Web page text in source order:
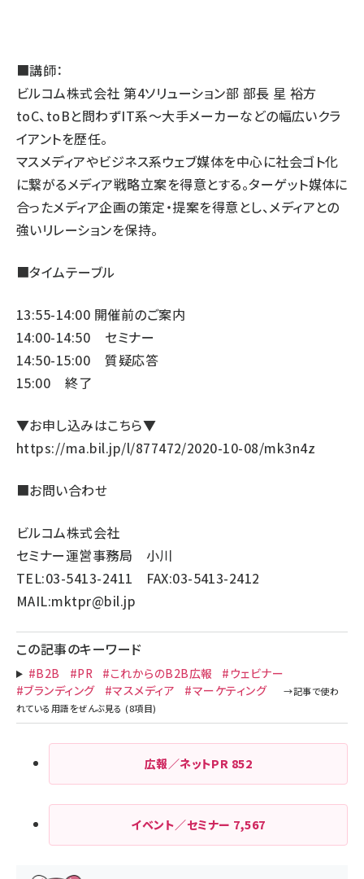
■講師：
ビルコム株式会社 第4ソリューション部 部長 星 裕方
toC、toBと問わずIT系～大手メーカーなどの幅広いクラ
イアントを歴任。
マスメディアやビジネス系ウェブ媒体を中心に社会ゴト化
に繋がるメディア戦略立案を得意とする。ターゲット媒体に
合ったメディア企画の策定・提案を得意とし、メディアとの
強いリレーションを保持。
■タイムテーブル
13:55-14:00 開催前のご案内
14:00-14:50 セミナー
14:50-15:00 質疑応答
15:00 終了
▼お申し込みはこちら▼
https://ma.bil.jp/l/877472/2020-10-08/mk3n4z
■お問い合わせ
ビルコム株式会社
セミナー運営事務局 小川
TEL:03-5413-2411 FAX:03-5413-2412
MAIL:mktpr@bil.jp
この記事のキーワード
#B2B #PR #これからのB2B広報
#ウェビナー
#ブランディング
#マスメディア #マーケティング
広報／ネットPR 852
イベント／セミナー 7,567